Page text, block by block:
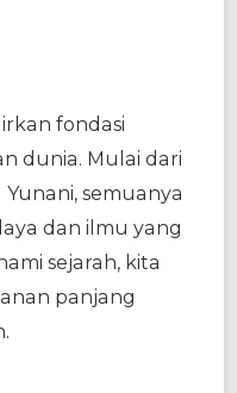
fondasi
dunia. Mulai dari
Yunani, semuanya
dan ilmu yang
sejarah, kita
panjang